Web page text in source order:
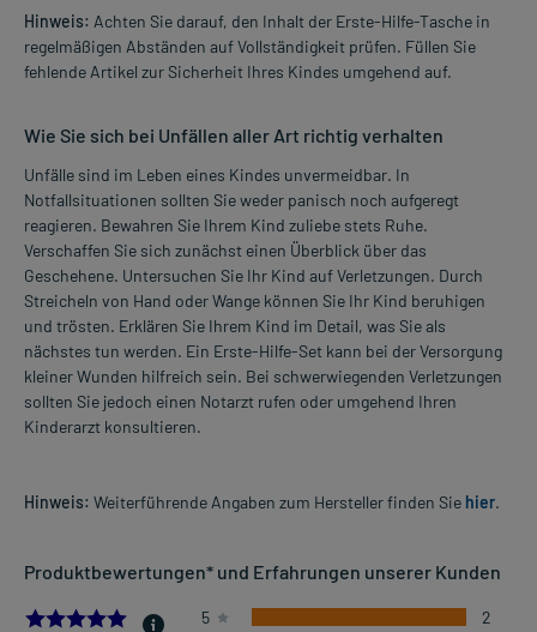
Hinweis: Achten Sie darauf, den Inhalt der Erste-Hilfe-Tasche in
regelmäßigen Abständen auf Vollständigkeit prüfen. Füllen Sie
fehlende Artikel zur Sicherheit Ihres Kindes umgehend auf.
Wie Sie sich bei Unfällen aller Art richtig verhalten
Unfälle sind im Leben eines Kindes unvermeidbar. In
Notfallsituationen sollten Sie weder panisch noch aufgeregt
reagieren. Bewahren Sie Ihrem Kind zuliebe stets Ruhe.
Verschaffen Sie sich zunächst einen Überblick über das
Geschehene. Untersuchen Sie Ihr Kind auf Verletzungen. Durch
Streicheln von Hand oder Wange können Sie Ihr Kind beruhigen
und trösten. Erklären Sie Ihrem Kind im Detail, was Sie als
nächstes tun werden. Ein Erste-Hilfe-Set kann bei der Versorgung
kleiner Wunden hilfreich sein. Bei schwerwiegenden Verletzungen
sollten Sie jedoch einen Notarzt rufen oder umgehend Ihren
Kinderarzt konsultieren.
Hinweis: Weiterführende Angaben zum Hersteller finden Sie hier.
Produktbewertungen* und Erfahrungen unserer Kunden
5.0 5 2